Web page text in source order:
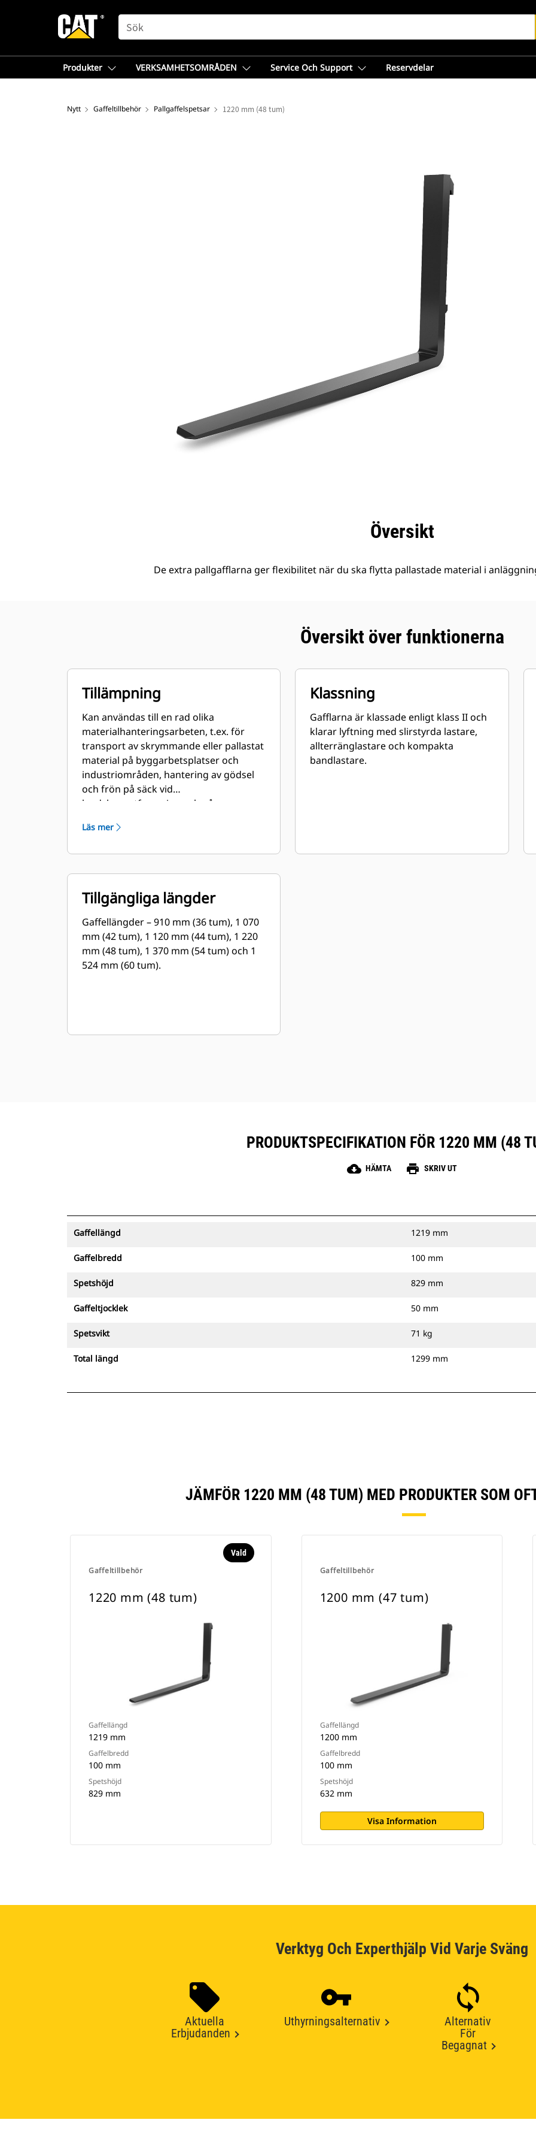
SEARCH
Produkter VERKSAMHETSOMRÅDEN Service Och Support Reservdelar
Nytt Gaffeltillbehör Pallgaffelspetsar 1220 mm (48 tum)
SpecifikationerÖversikt
De extra pallgafflarna ger flexibilitet när du ska flytta pallastade material i
Översikt över funktionerna
Tillämpning
Kan användas till en rad olika
materialhanteringsarbeten, t.ex. för
transport av skrymmande eller pallastat
material på byggarbetsplatser och
industriområden, hantering av gödsel
och frön på säck vid
landskapsutformning och på
Läs mer
Klassning
Gafflarna är klassade enligt klass II och
klarar lyftning med slirstyrda lastare,
allterränglastare och kompakta
bandlastare.
Tillgängliga längder
Gaffellängder – 910 mm (36 tum), 1 070
mm (42 tum), 1 120 mm (44 tum), 1 220
mm (48 tum), 1 370 mm (54 tum) och 1
524 mm (60 tum).
PRODUKTSPECIFIKATION FÖR 1220 MM (48
cloud_download HÄMTA print SKRIV UT
Gaffellängd 1219 mm
Gaffelbredd 100 mm
Spetshöjd 829 mm
Gaffeltjocklek 50 mm
Spetsvikt 71 kg
Total längd 1299 mm
JÄMFÖR 1220 MM (48 TUM) MED PRODUKTER SOM
Gaffeltillbehör
Vald
1220 mm (48 tum)
Gaffellängd
1219 mm
Gaffelbredd
100 mm
Spetshöjd
829 mm
Gaffeltillbehör
1200 mm (47 tum)
Gaffellängd
1200 mm
Gaffelbredd
100 mm
Spetshöjd
632 mm
Visa Information
Verktyg Och Experthjälp Vid Varje Sväng
Aktuella
Erbjudanden
Uthyrningsalternativ
Alternativ
För
Begagnat